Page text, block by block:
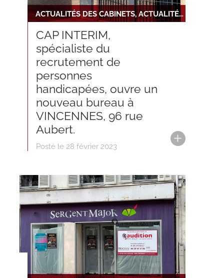
ACTUALITÉS DES CABINETS, ACTUALITÉS DU RÉSEAU, NOUVELLE INSTALLATION
CAP INTERIM,
spécialiste du
recrutement de
personnes
handicapées, ouvre un
nouveau bureau à
VINCENNES, 96 rue
Aubert.
Posté le 28 février 2023